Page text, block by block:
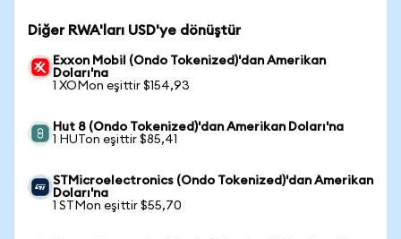
Diğer RWA'ları USD'ye dönüştür
Exxon Mobil (Ondo Tokenized)'dan Amerikan
Doları'na
1 XOMon eşittir $154,93
Hut 8 (Ondo Tokenized)'dan Amerikan Doları'na
1 HUTon eşittir $85,41
STMicroelectronics (Ondo Tokenized)'dan Amerikan
Doları'na
1 STMon eşittir $55,70